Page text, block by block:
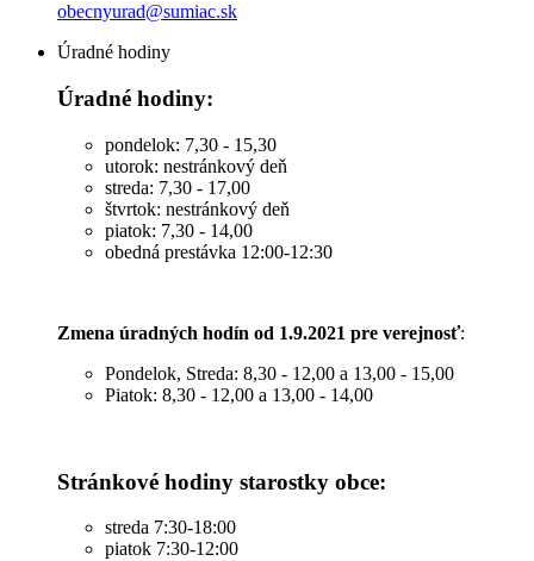
obecnyurad@sumiac.sk
Úradné hodiny
Úradné hodiny:
pondelok: 7,30 - 15,30
utorok: nestránkový deň
streda: 7,30 - 17,00
štvrtok: nestránkový deň
piatok: 7,30 - 14,00
obedná prestávka 12:00-12:30
Zmena úradných hodín od 1.9.2021 pre verejnosť:
Pondelok, Streda: 8,30 - 12,00 a 13,00 - 15,00
Piatok: 8,30 - 12,00 a 13,00 - 14,00
Stránkové hodiny starostky obce:
streda 7:30-18:00
piatok 7:30-12:00